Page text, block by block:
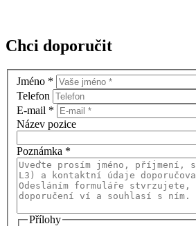
Chci doporučit
Jméno *
Telefon
E-mail *
Název pozice
Poznámka *
Přílohy